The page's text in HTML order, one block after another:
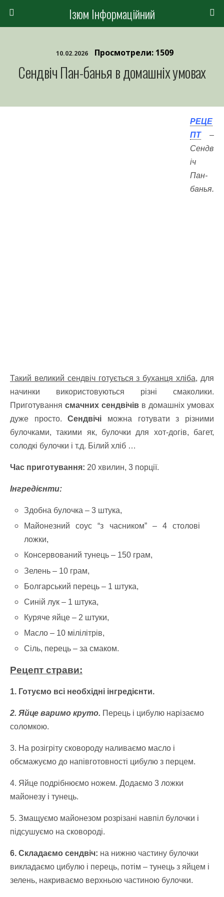
Ізюм Інформаційний
10.02.2026 Просмотрели: 1509
Сендвіч Пан-банья в домашніх умовах
РЕЦЕ
ПТ–
Сендв
іч
Пан-
банья.
Такий великий сендвіч готується з буханця хліба, для
начинки використовуються різні смаколики.
Приготування смачних сендвічів в домашніх умовах
дуже просто.Сендвічі можна готувати з різними
булочками, такими як, булочки для хот-догів, багет,
солодкі булочки і т.д. Білий хліб …
Час приготування: 20 хвилин, 3 порції.
Інгредієнти:
Здобна булочка – 3 штука,
Майонезний соус “з часником” – 4 столові
ложки,
Консервований тунець – 150 грам,
Зелень – 10 грам,
Болгарський перець – 1 штука,
Синій лук – 1 штука,
Куряче яйце – 2 штуки,
Масло – 10 мілілітрів,
Сіль, перець – за смаком.
Рецепт страви:
1. Готуємо всі необхідні інгредієнти.
2. Яйце варимо круто. Перець і цибулю нарізаємо
соломкою.
3. На розігріту сковороду наливаємо масло і
обсмажуємо до напівготовності цибулю з перцем.
4. Яйце подрібнюємо ножем. Додаємо 3 ложки
майонезу і тунець.
5. Змащуємо майонезом розрізані навпіл булочки і
підсушуємо на сковороді.
6. Складаємо сендвіч: на нижню частину булочки
викладаємо цибулю і перець, потім – тунець з яйцем і
зелень, накриваємо верхньою частиною булочки.